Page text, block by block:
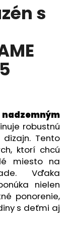
s
nadzemným
robustnú
Tento
ktorí chcú
miesto na
Vďaka
nielen
ponorenie,
s deťmi aj